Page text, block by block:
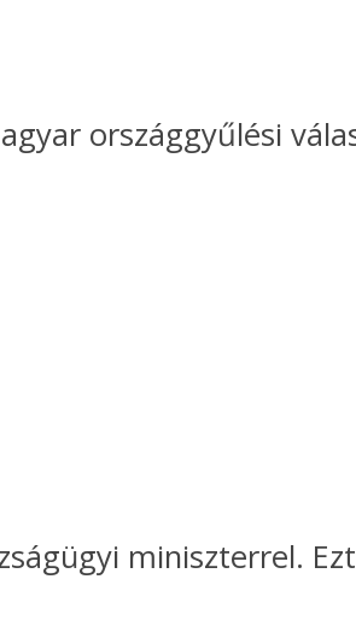
országgyűlési
miniszterrel.